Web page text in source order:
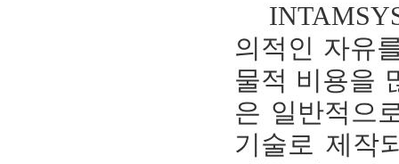
의적인 자유
물적 비용을
은 일반적으
기술로 제작